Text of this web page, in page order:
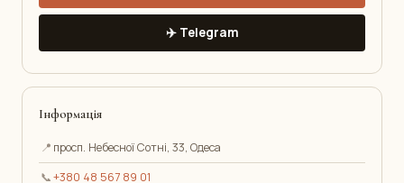
✈️ Telegram
Інформація
📍 просп. Небесної Сотні, 33, Одеса
📞+380 48 567 89 01